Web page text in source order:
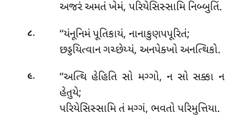
અજરં અમતં ખેમં, પરિયેસિસ્સામિ નિબ્બુતિં.
૮.
‘‘યંનૂનિમં પૂતિકાયં, નાનાકુણપપૂરિતં;
છડ્ડયિત્વાન ગચ્છેય્યં, અનપેક્ખો અનત્થિકો.
૯.
‘‘અત્થિ હેહિતિ સો મગ્ગો, ન સો સક્કા ન
હેતુયે;
પરિયેસિસ્સામિ તં મગ્ગં, ભવતો પરિમુત્તિયા.